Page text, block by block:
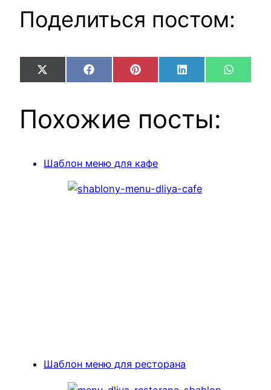
Поделиться постом:
Share
on
X
(Twitter)
Share
on
FacebookShare
on
Pinterest Share
on
LinkedIn Share
on
Похожие посты:
Шаблон меню для кафе
Шаблон меню для ресторана